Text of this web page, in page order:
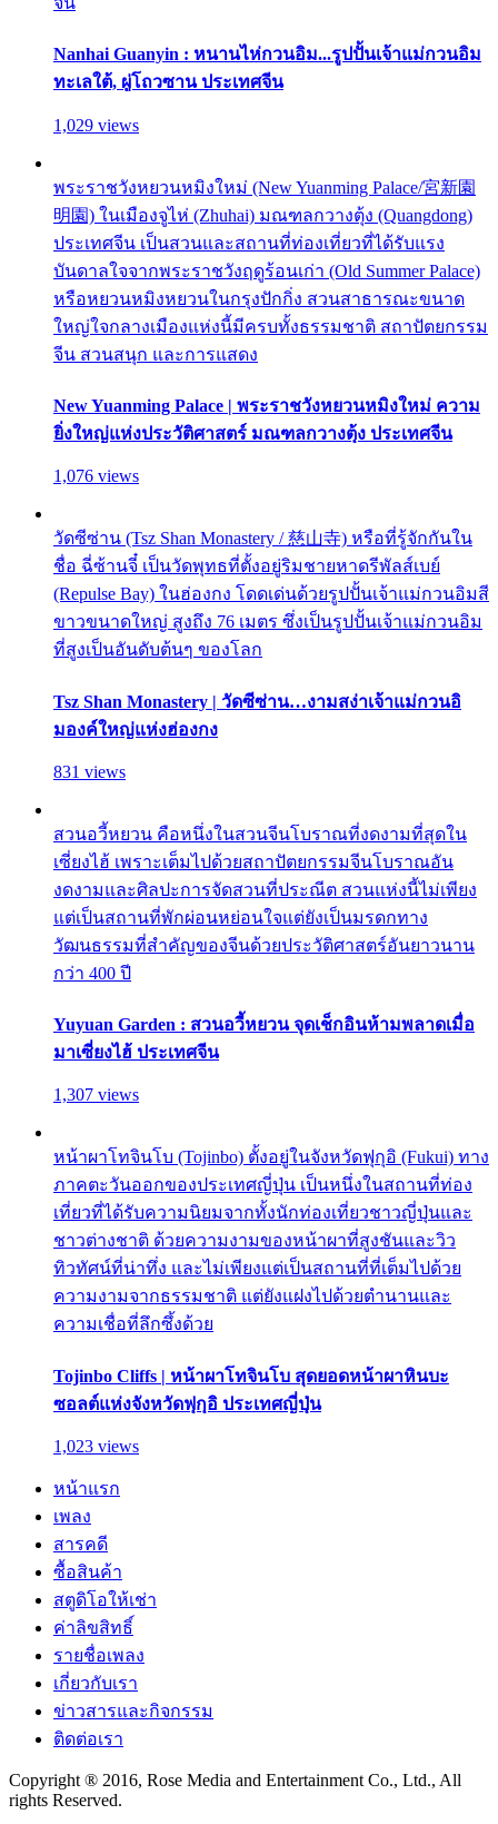
Nanhai Guanyin : หนานไห่กวนอิม...รูปปั้นเจ้าแม่กวนอิม
ทะเลใต้, ผู่โถวซาน ประเทศจีน
1,029 views
พระราชวังหยวนหมิงใหม่ (New Yuanming Palace/宮新園
明園) ในเมืองจูไห่ (Zhuhai) มณฑลกวางตุ้ง (Quangdong)
ประเทศจีน เป็นสวนและสถานที่ท่องเที่ยวที่ได้รับแรง
บันดาลใจจากพระราชวังฤดูร้อนเก่า (Old Summer Palace)
หรือหยวนหมิงหยวนในกรุงปักกิ่ง สวนสาธารณะขนาด
ใหญ่ใจกลางเมืองแห่งนี้มีครบทั้งธรรมชาติ สถาปัตยกรรม
จีน สวนสนุก และการแสดง
New Yuanming Palace | พระราชวังหยวนหมิงใหม่ ความ
ยิ่งใหญ่แห่งประวัติศาสตร์ มณฑลกวางตุ้ง ประเทศจีน
1,076 views
วัดซีซ่าน (Tsz Shan Monastery / 慈山寺) หรือที่รู้จักกันใน
ชื่อ ฉี่ซ้านจี๋ เป็นวัดพุทธที่ตั้งอยู่ริมชายหาดรีพัลส์เบย์
(Repulse Bay) ในฮ่องกง โดดเด่นด้วยรูปปั้นเจ้าแม่กวนอิมสี
ขาวขนาดใหญ่ สูงถึง 76 เมตร ซึ่งเป็นรูปปั้นเจ้าแม่กวนอิม
ที่สูงเป็นอันดับต้นๆ ของโลก
Tsz Shan Monastery | วัดซีซ่าน…งามสง่าเจ้าแม่กวนอิ
มองค์ใหญ่แห่งฮ่องกง
831 views
สวนอวี้หยวน คือหนึ่งในสวนจีนโบราณที่งดงามที่สุดใน
เซี่ยงไฮ้ เพราะเต็มไปด้วยสถาปัตยกรรมจีนโบราณอัน
งดงามและศิลปะการจัดสวนที่ประณีต สวนแห่งนี้ไม่เพียง
แต่เป็นสถานที่พักผ่อนหย่อนใจแต่ยังเป็นมรดกทาง
วัฒนธรรมที่สำคัญของจีนด้วยประวัติศาสตร์อันยาวนาน
กว่า 400 ปี
Yuyuan Garden : สวนอวี้หยวน จุดเช็กอินห้ามพลาดเมื่อ
มาเซี่ยงไฮ้ ประเทศจีน
1,307 views
หน้าผาโทจินโบ (Tojinbo) ตั้งอยู่ในจังหวัดฟุกุอิ (Fukui) ทาง
ภาคตะวันออกของประเทศญี่ปุ่น เป็นหนึ่งในสถานที่ท่อง
เที่ยวที่ได้รับความนิยมจากทั้งนักท่องเที่ยวชาวญี่ปุ่นและ
ชาวต่างชาติ ด้วยความงามของหน้าผาที่สูงชันและวิว
ทิวทัศน์ที่น่าทึ่ง และไม่เพียงแต่เป็นสถานที่ที่เต็มไปด้วย
ความงามจากธรรมชาติ แต่ยังแฝงไปด้วยตำนานและ
ความเชื่อที่ลึกซึ้งด้วย
Tojinbo Cliffs | หน้าผาโทจินโบ สุดยอดหน้าผาหินบะ
ซอลต์แห่งจังหวัดฟุกุอิ ประเทศญี่ปุ่น
1,023 views
หน้าแรก
เพลง
สารคดี
ซื้อสินค้า
สตูดิโอให้เช่า
ค่าลิขสิทธิ์
รายชื่อเพลง
เกี่ยวกับเรา
ข่าวสารและกิจกรรม
ติดต่อเรา
Copyright ® 2016, Rose Media and Entertainment Co., Ltd., All
rights Reserved.